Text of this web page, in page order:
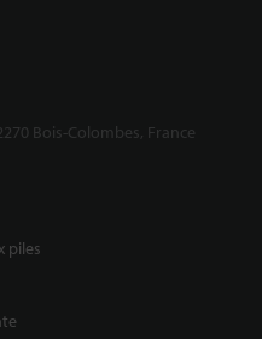
Bois-Colombes, France
piles